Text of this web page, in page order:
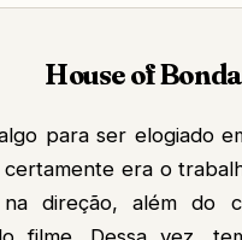
House of
para ser elogiado
certamente era o
direção, além do